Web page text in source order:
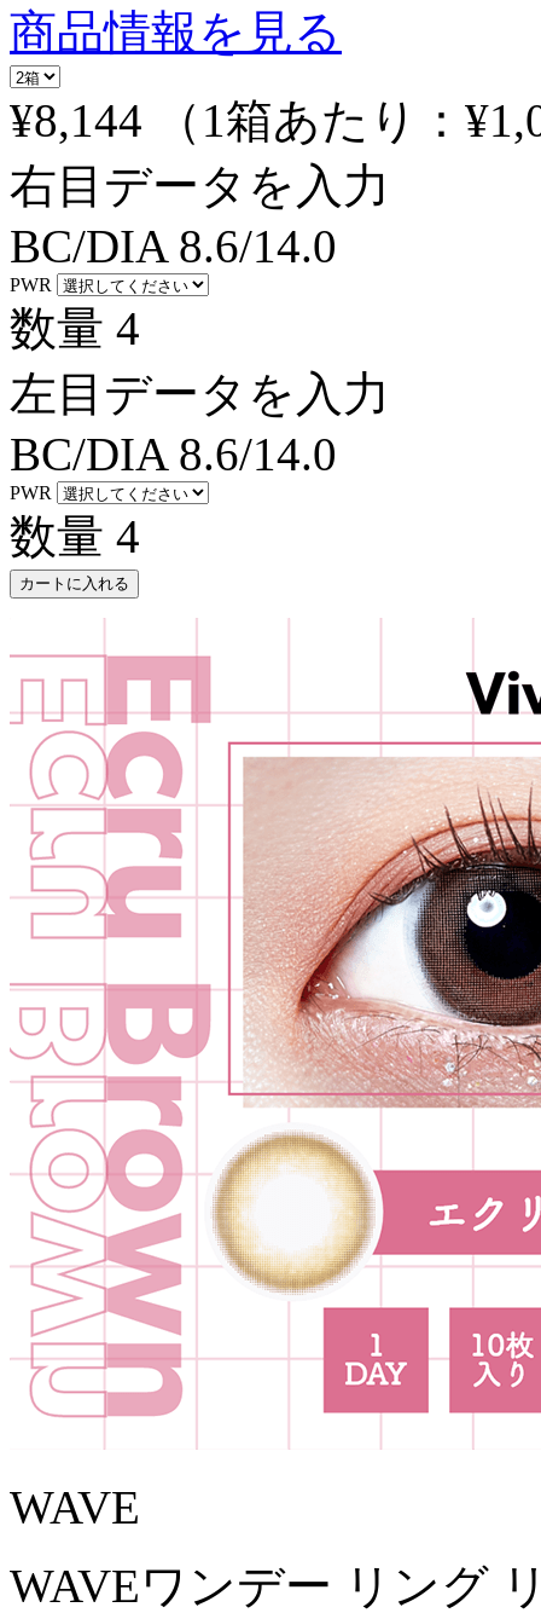
商品情報を見る
¥8,144
（1箱あたり：
右目データを入力
BC/DIA 8.6/14.0
PWR
数量 4
左目データを入力
BC/DIA 8.6/14.0
PWR
数量 4
カートに入れる
WAVE
WAVEワンデー リング